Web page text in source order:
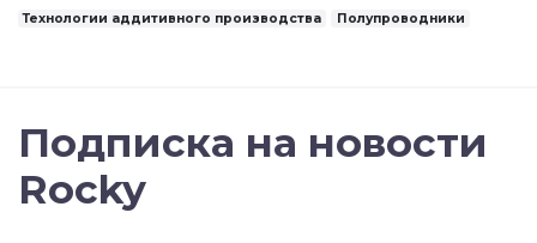
Технологии аддитивного производства
Полупроводники
Подписка на новости
Rocky